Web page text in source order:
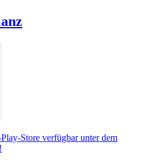
Store verfügbar unter dem